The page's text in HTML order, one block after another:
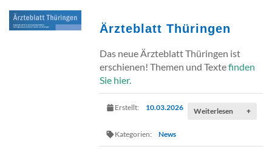
Ärzteblatt Thüringen
Das neue Ärzteblatt Thüringen ist
erschienen! Themen und Textefinden
Sie hier.
Erstellt: 10.03.2026
Kategorien: News
Weiterlesen +